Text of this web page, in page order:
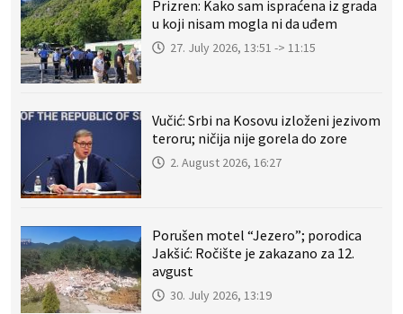
Prizren: Kako sam ispraćena iz grada
u koji nisam mogla ni da uđem
27. July 2026, 13:51 -> 11:15
Vučić: Srbi na Kosovu izloženi jezivom
teroru; ničija nije gorela do zore
2. August 2026, 16:27
Porušen motel “Jezero”; porodica
Jakšić: Ročište je zakazano za 12.
avgust
30. July 2026, 13:19